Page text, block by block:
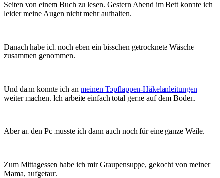
Seiten von einem Buch zu lesen. Gestern Abend im Bett konnte ich
leider meine Augen nicht mehr aufhalten.
Danach habe ich noch eben ein bisschen getrocknete Wäsche
zusammen genommen.
Und dann konnte ich an meinen Topflappen-Häkelanleitungen
weiter machen. Ich arbeite einfach total gerne auf dem Boden.
Aber an den Pc musste ich dann auch noch für eine ganze Weile.
Zum Mittagessen habe ich mir Graupensuppe, gekocht von meiner
Mama, aufgetaut.